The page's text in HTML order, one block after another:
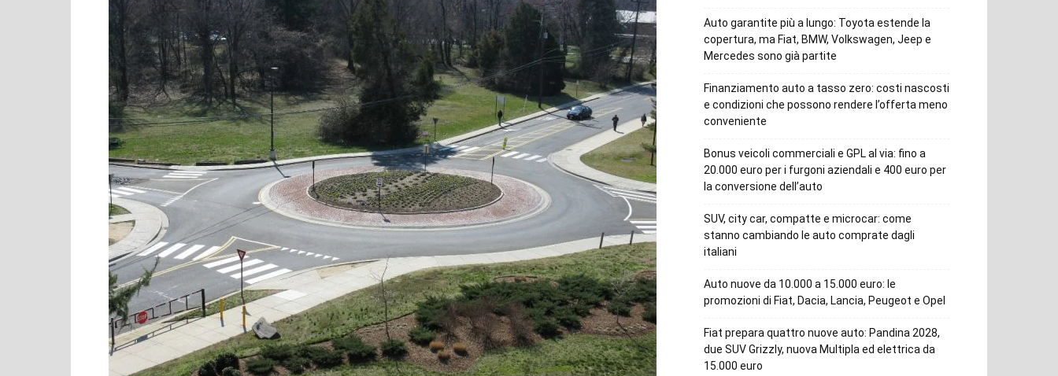
Auto garantite più a lungo: Toyota estende la
copertura, ma Fiat, BMW, Volkswagen, Jeep e
Mercedes sono già partite
Finanziamento auto a tasso zero: costi nascosti
e condizioni che possono rendere l’offerta meno
conveniente
Bonus veicoli commerciali e GPL al via: fino a
20.000 euro per i furgoni aziendali e 400 euro per
la conversione dell’auto
SUV, city car, compatte e microcar: come
stanno cambiando le auto comprate dagli
italiani
Auto nuove da 10.000 a 15.000 euro: le
promozioni di Fiat, Dacia, Lancia, Peugeot e Opel
Fiat prepara quattro nuove auto: Pandina 2028,
due SUV Grizzly, nuova Multipla ed elettrica da
15.000 euro